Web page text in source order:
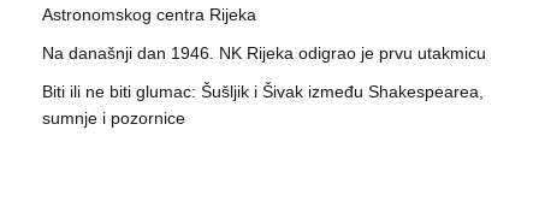
Astronomskog centra Rijeka
Na današnji dan 1946. NK Rijeka odigrao je prvu utakmicu
Biti ili ne biti glumac: Šušljik i Šivak između Shakespearea,
sumnje i pozornice